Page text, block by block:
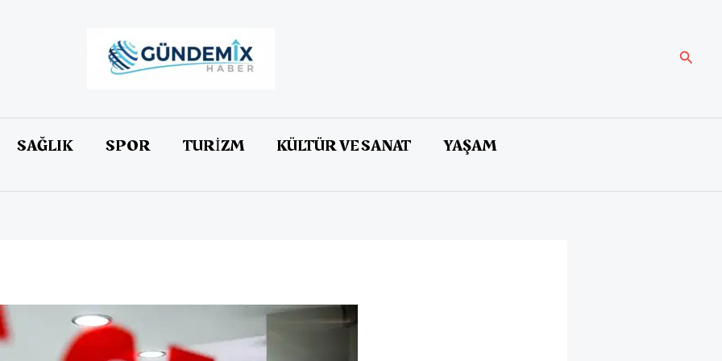
Arama
SAĞLIK SPOR TURİZM KÜLTÜR VE SANAT YAŞAM